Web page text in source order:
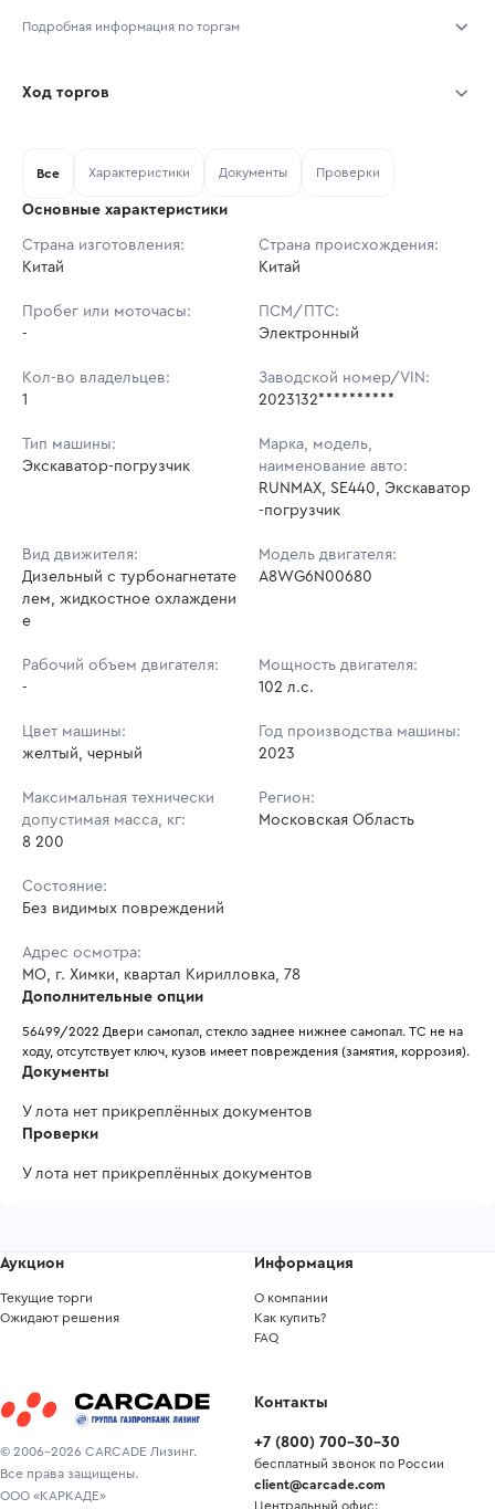
Подробная информация по торгам
Тип аукциона: Открытые торги
Шаг торгов: 21 717 ₽
Кол-во ставок:
Ход торгов
Ставок не найдено
в аукционах
Все Характеристики Документы Проверки
Основные характеристики
Страна изготовления:
Китай
Страна происхождения:
Китай
Пробег или моточасы:
-
ПСМ/ПТС:
Электронный
Кол-во владельцев:
1
Заводской номер/VIN:
2023132**********
Тип машины:
Экскаватор-погрузчик
Марка, модель,
наименование авто:
RUNMAX, SE440, Экскаватор
-погрузчик
Вид движителя:
Дизельный с турбонагнетате
лем, жидкостное охлаждени
е
Модель двигателя:
A8WG6N00680
Рабочий объем двигателя:
-
Мощность двигателя:
102 л.с.
Цвет машины:
желтый, черный
Год производства машины:
2023
Максимальная технически
допустимая масса, кг:
8 200
Регион:
Московская Область
Состояние:
Без видимых повреждений
Адрес осмотра:
МО, г. Химки, квартал Кирилловка, 78
Дополнительные опции
56499/2022 Двери самопал, стекло заднее нижнее самопал. ТС не на
ходу, отсутствует ключ, кузов имеет повреждения (замятия, коррозия).
Документы
У лота нет прикреплённых документов
Проверки
У лота нет прикреплённых документов
© 2006-2026 CARCADE Лизинг.
Все права защищены.
ООО «КАРКАДЕ»
Аукцион
Текущие торги
Ожидают решения
Информация
О компании
Как купить?
FAQ
Контакты
+7 (800) 700-30-30
бесплатный звонок по России
client@carcade.com
Центральный офис: